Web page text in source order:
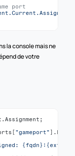
port
la console mais ne
de votre
.Assignment ;
[ "gameport" ].